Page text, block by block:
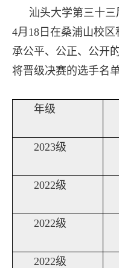
汕头大学第三十
4月18日在桑浦山校
承公平、公正、公开
将晋级决赛的选手名
年级
2023级
2022级
2022级
2022级